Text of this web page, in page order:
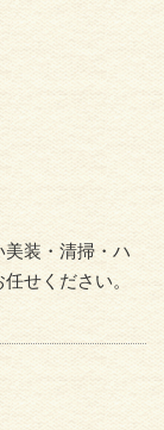
装・清掃・ハ
せください。